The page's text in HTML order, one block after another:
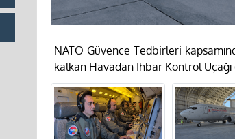
NATO Güvence Tedbirleri
kalkan Havadan İhbar Kontrol